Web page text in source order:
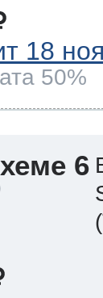
18
50%
6